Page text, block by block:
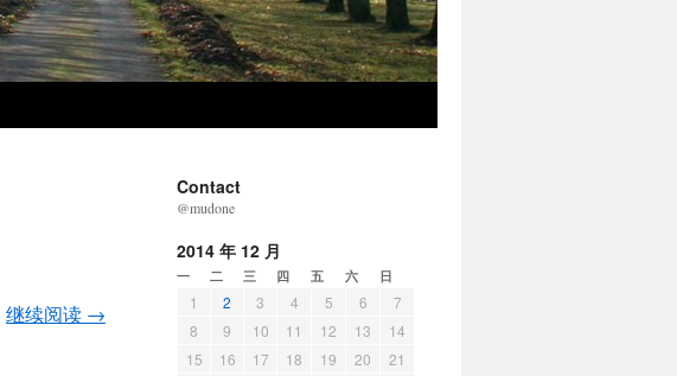
继续阅读 →
Contact
@mudone
2014 年 12 月
一 二 三 四 五 六 日
1 2 3 4 5 6
7
8
9 10 11 12 13
14
15
16 17 18 19 20
21